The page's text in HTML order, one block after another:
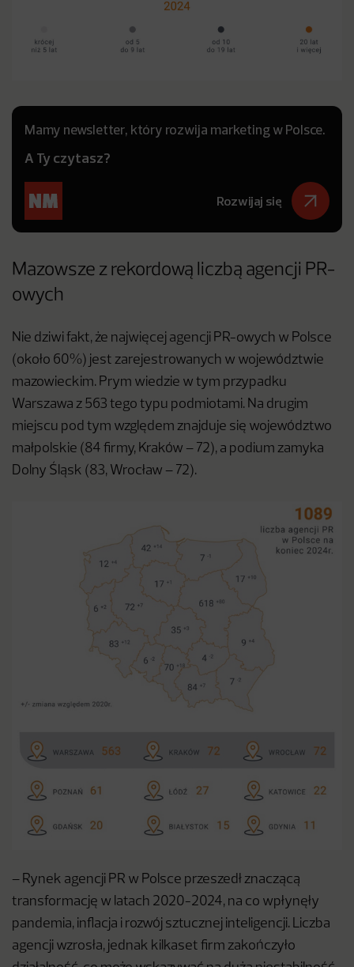
Mamy newsletter, który rozwija marketing w Polsce.
A Ty czytasz?
Rozwijaj się
Mazowsze z rekordową liczbą agencji PR-
owych
Nie dziwi fakt, że najwięcej agencji PR-owych w Polsce
(około 60%) jest zarejestrowanych w województwie
mazowieckim. Prym wiedzie w tym przypadku
Warszawa z 563 tego typu podmiotami. Na drugim
miejscu pod tym względem znajduje się województwo
małpolskie (84 firmy, Kraków – 72), a podium zamyka
Dolny Śląsk (83, Wrocław – 72).
– Rynek agencji PR w Polsce przeszedł znaczącą
transformację w latach 2020-2024, na co wpłynęły
pandemia, inflacja i rozwój sztucznej inteligencji. Liczba
agencji wzrosła, jednak kilkaset firm zakończyło